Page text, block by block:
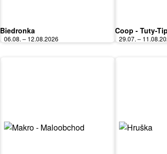
Biedronka
06.08. – 12.08.2026
Coop - Tuty-
29.07. –